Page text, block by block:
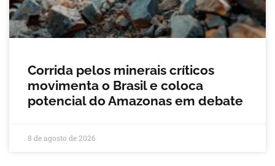
Corrida pelos minerais críticos
movimenta o Brasil e coloca
potencial do Amazonas em debate
8 de agosto de 2026